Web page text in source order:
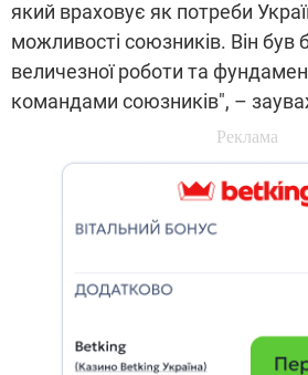
який враховує як потреби
можливості союзників. Він
величезної роботи та
командами союзників", –